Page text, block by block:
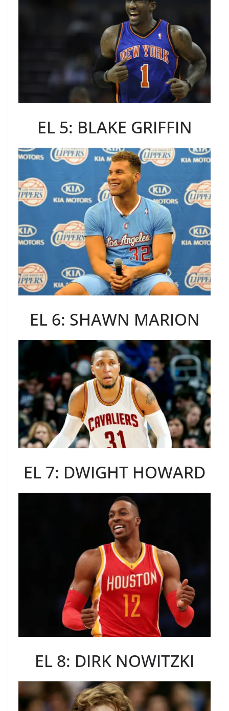
EL 5: BLAKE GRIFFIN
EL 6: SHAWN MARION
EL 7: DWIGHT HOWARD
EL 8: DIRK NOWITZKI